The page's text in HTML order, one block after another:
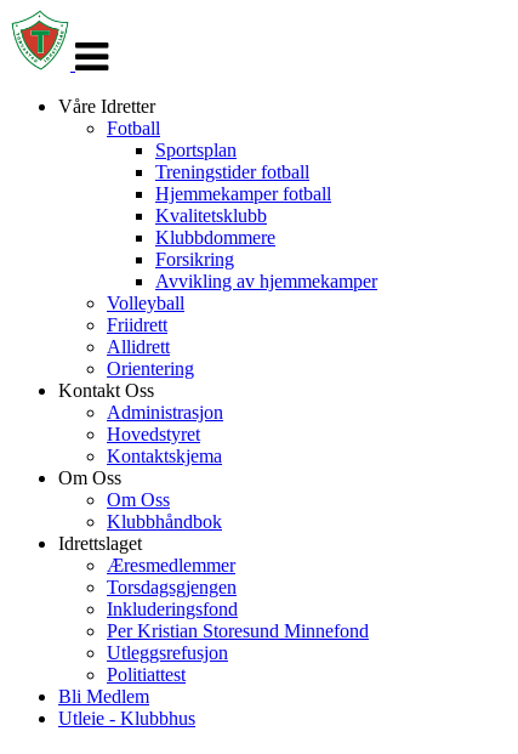
navigasjon
Våre Idretter
Fotball
Sportsplan
Treningstider fotball
Hjemmekamper fotball
Kvalitetsklubb
Klubbdommere
Forsikring
Avvikling av hjemmekamper
Volleyball
Friidrett
Allidrett
Orientering
Kontakt Oss
Administrasjon
Hovedstyret
Kontaktskjema
Om Oss
Om Oss
Klubbhåndbok
Idrettslaget
Æresmedlemmer
Torsdagsgjengen
Inkluderingsfond
Per Kristian Storesund Minnefond
Utleggsrefusjon
Politiattest
Bli Medlem
Utleie - Klubbhus